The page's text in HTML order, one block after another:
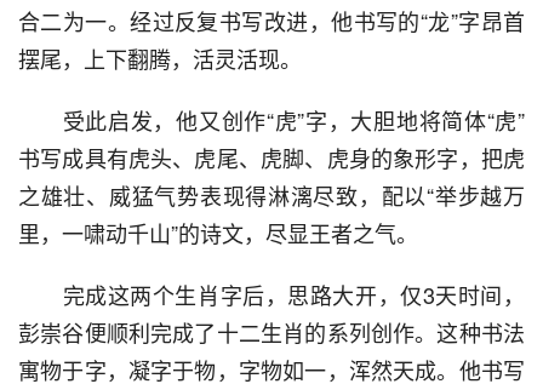
合二为一。经过反复书写改进，他书写的“龙”字昂首
摆尾，上下翻腾，活灵活现。
受此启发，他又创作“虎”字，大胆地将简体“虎”
书写成具有虎头、虎尾、虎脚、虎身的象形字，把虎
之雄壮、威猛气势表现得淋漓尽致，配以“举步越万
里，一啸动千山”的诗文，尽显王者之气。
完成这两个生肖字后，思路大开，仅3天时间，
彭崇谷便顺利完成了十二生肖的系列创作。这种书法
寓物于字，凝字于物，字物如一，浑然天成。他书写